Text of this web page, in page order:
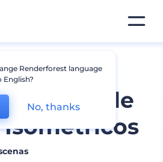
de Clay de
Isométricos
Renderforest language
English?
No, thanks